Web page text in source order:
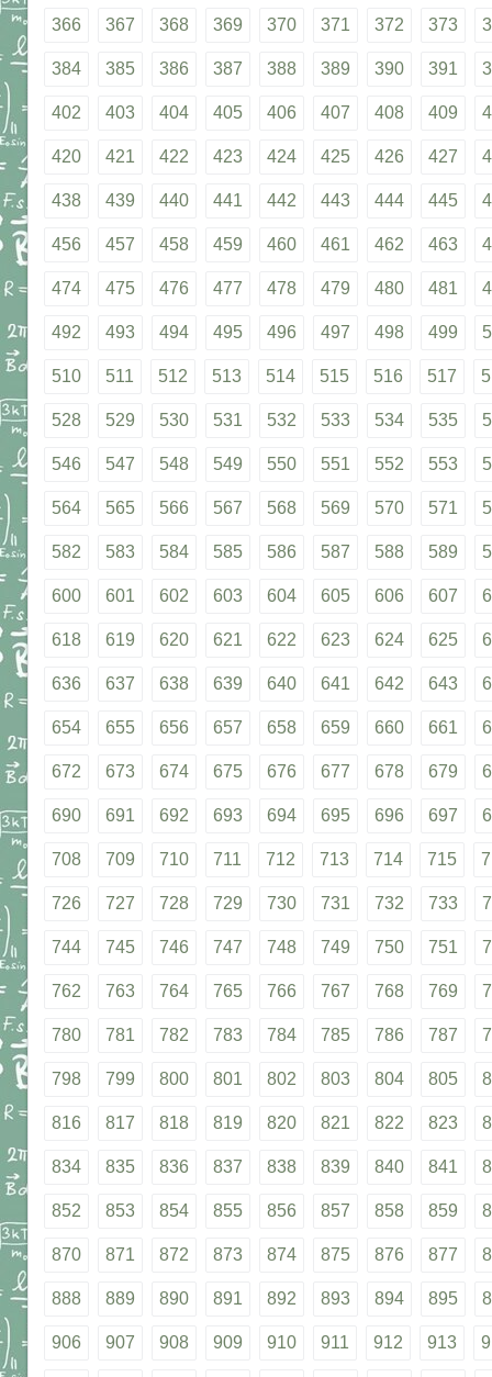
366 367 368 369 370 371 372 373
384 385 386 387 388 389 390 391
402 403 404 405 406 407 408 409
420 421 422 423 424 425 426 427
438 439 440 441 442 443 444 445
456 457 458 459 460 461 462 463
474 475 476 477 478 479 480 481
492 493 494 495 496 497 498 499
510 511 512 513 514 515 516 517
528 529 530 531 532 533 534 535
546 547 548 549 550 551 552 553
564 565 566 567 568 569 570 571
582 583 584 585 586 587 588 589
600 601 602 603 604 605 606 607
618 619 620 621 622 623 624 625
636 637 638 639 640 641 642 643
654 655 656 657 658 659 660 661
672 673 674 675 676 677 678 679
690 691 692 693 694 695 696 697
708 709 710 711 712 713 714 715
726 727 728 729 730 731 732 733
744 745 746 747 748 749 750 751
762 763 764 765 766 767 768 769
780 781 782 783 784 785 786 787
798 799 800 801 802 803 804 805
816 817 818 819 820 821 822 823
834 835 836 837 838 839 840 841
852 853 854 855 856 857 858 859
870 871 872 873 874 875 876 877
888 889 890 891 892 893 894 895
906 907 908 909 910 911 912 913